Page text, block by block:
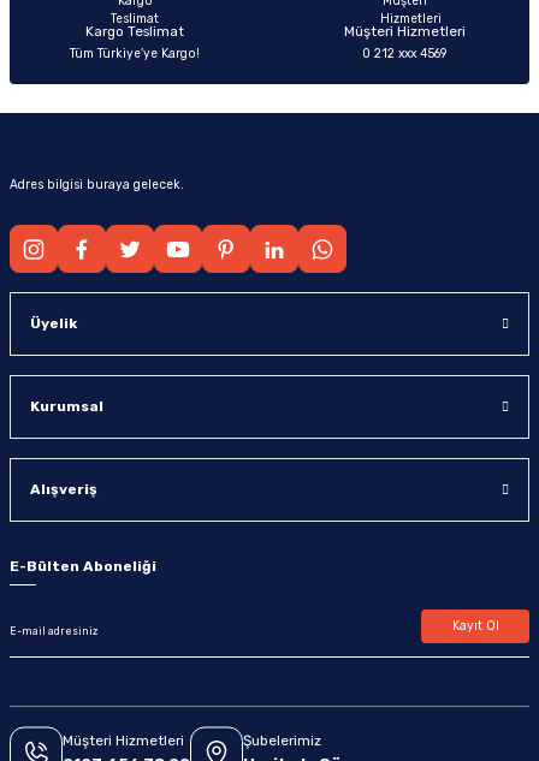
Kargo Teslimat
Tüm Türkiye’ye Kargo!
Müşteri Hizmetleri
0 212 xxx 4569
Adres bilgisi buraya gelecek.
Üyelik
Kurumsal
Alışveriş
E-Bülten Aboneliği
Kayıt Ol
Müşteri Hizmetleri Şubelerimiz